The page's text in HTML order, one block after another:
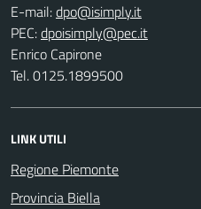
E-mail:
PEC:
Enrico Capirone
Tel. 0125.1899500
LINK UTILI
Regione Piemonte
Provincia Biella